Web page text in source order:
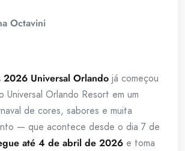
Octavini
2026 Universal Orlando já começou
Universal Orlando Resort em um
de cores, sabores e muita
— que acontece desde o dia 7 de
até 4 de abril de 2026 e toma